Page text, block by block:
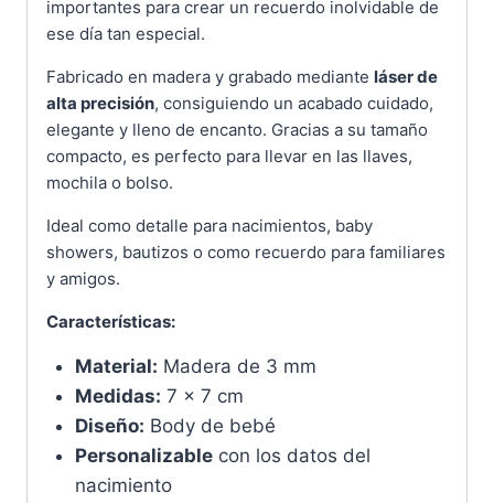
importantes para crear un recuerdo inolvidable de
ese día tan especial.
Fabricado en madera y grabado mediante láser de
alta precisión, consiguiendo un acabado cuidado,
elegante y lleno de encanto. Gracias a su tamaño
compacto, es perfecto para llevar en las llaves,
mochila o bolso.
Ideal como detalle para nacimientos, baby
showers, bautizos o como recuerdo para familiares
y amigos.
Características:
Material: Madera de 3 mm
Medidas: 7 x 7 cm
Diseño: Body de bebé
Personalizablecon los datos del
nacimiento